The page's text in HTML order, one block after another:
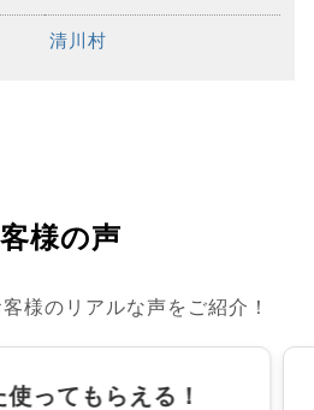
清川村
様の声
様のリアルな声をご紹介！
ってもらえる！